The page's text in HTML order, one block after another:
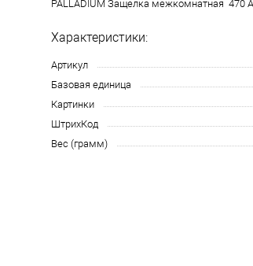
PALLADIUM Защелка межкомнатная 470
Характеристики:
Артикул
Базовая единица
Картинки
ШтрихКод
Вес (грамм)